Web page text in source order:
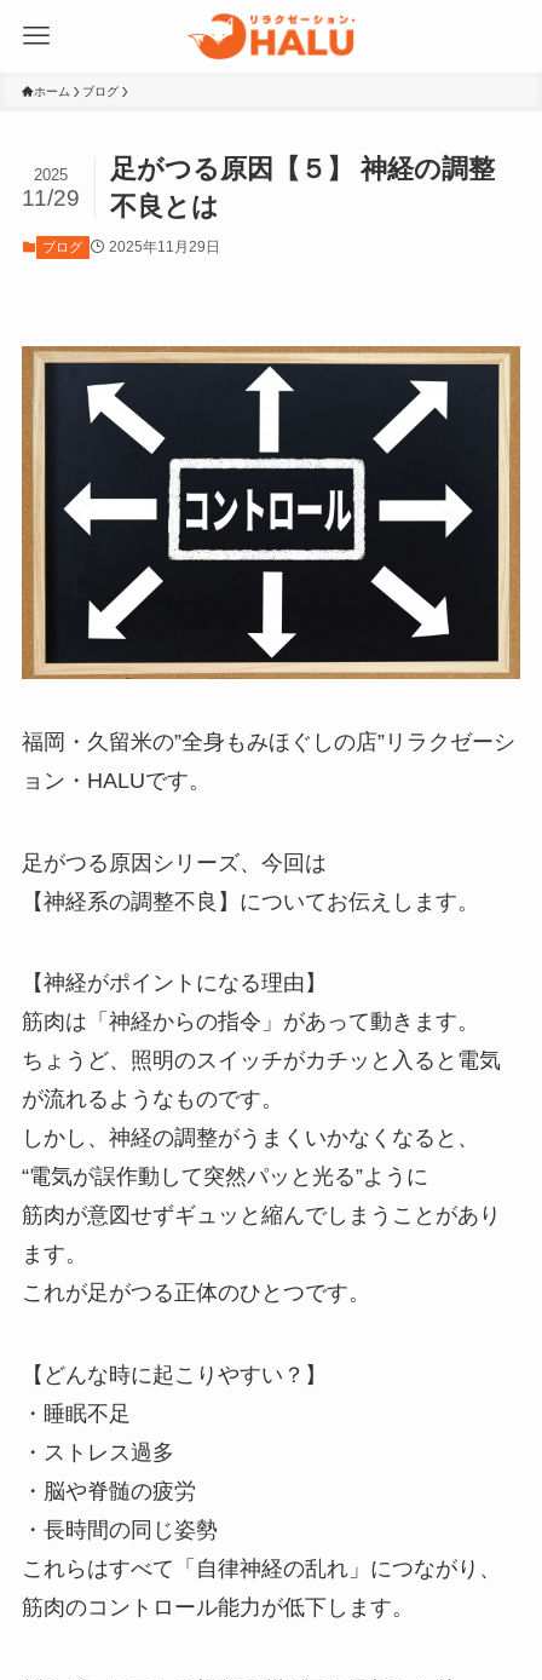
ホーム ブログ
足がつる原因【５】 神経の調整
不良とは
2025
11/29
ブログ 2025年11月29日
福岡・久留米の”全身もみほぐしの店”リラクゼーシ
ョン・HALUです。
足がつる原因シリーズ、今回は
【神経系の調整不良】についてお伝えします。
【神経がポイントになる理由】
筋肉は「神経からの指令」があって動きます。
ちょうど、照明のスイッチがカチッと入ると電気
が流れるようなものです。
しかし、神経の調整がうまくいかなくなると、
“電気が誤作動して突然パッと光る”ように
筋肉が意図せずギュッと縮んでしまうことがあり
ます。
これが足がつる正体のひとつです。
【どんな時に起こりやすい？】
・睡眠不足
・ストレス過多
・脳や脊髄の疲労
・長時間の同じ姿勢
これらはすべて「自律神経の乱れ」につながり、
筋肉のコントロール能力が低下します。